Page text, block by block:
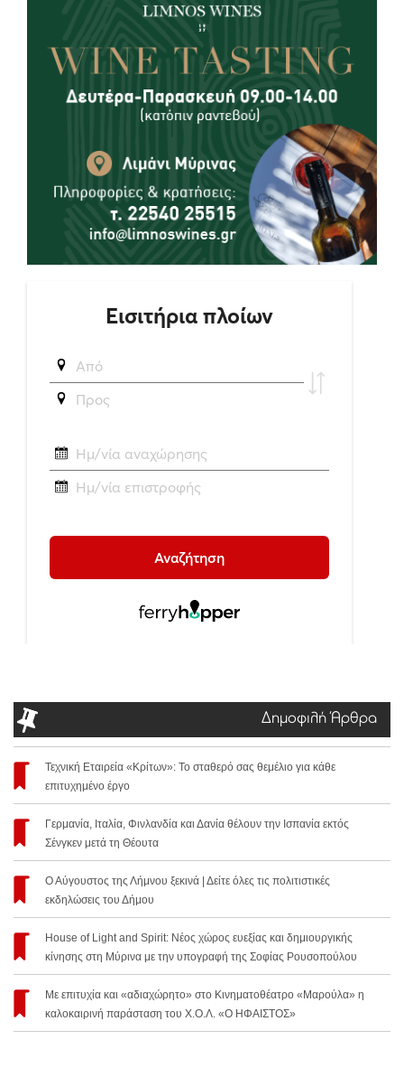
Δημοφιλή Άρθρα
Τεχνική Εταιρεία «Κρίτων»: Το σταθερό σας θεμέλιο για κάθε
επιτυχημένο έργο
Γερμανία, Ιταλία, Φινλανδία και Δανία θέλουν την Ισπανία εκτός
Σένγκεν μετά τη Θέουτα
Ο Αύγουστος της Λήμνου ξεκινά | Δείτε όλες τις πολιτιστικές
εκδηλώσεις του Δήμου
House of Light and Spirit: Νέος χώρος ευεξίας και δημιουργικής
κίνησης στη Μύρινα με την υπογραφή της Σοφίας Ρουσοπούλου
Με επιτυχία και «αδιαχώρητο» στο Κινηματοθέατρο «Μαρούλα» η
καλοκαιρινή παράσταση του Χ.Ο.Λ. «Ο ΗΦΑΙΣΤΟΣ»